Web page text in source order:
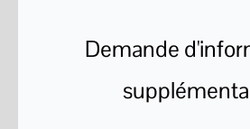
Demande